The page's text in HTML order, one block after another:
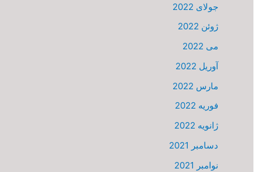
جولای 2022
ژوئن 2022
می 2022
آوریل 2022
مارس 2022
فوریه 2022
ژانویه 2022
دسامبر 2021
نوامبر 2021